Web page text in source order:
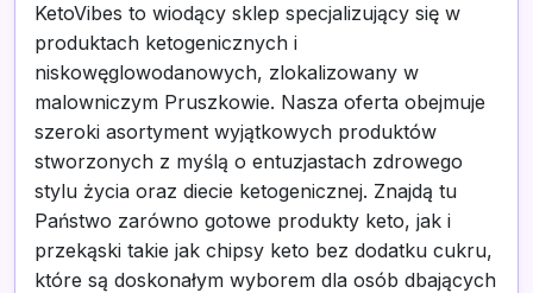
KetoVibes to wiodący sklep specjalizujący się w
produktach ketogenicznych i
niskowęglowodanowych, zlokalizowany w
malowniczym Pruszkowie. Nasza oferta obejmuje
szeroki asortyment wyjątkowych produktów
stworzonych z myślą o entuzjastach zdrowego
stylu życia oraz diecie ketogenicznej. Znajdą tu
Państwo zarówno gotowe produkty keto, jak i
przekąski takie jak chipsy keto bez dodatku cukru,
które są doskonałym wyborem dla osób dbających